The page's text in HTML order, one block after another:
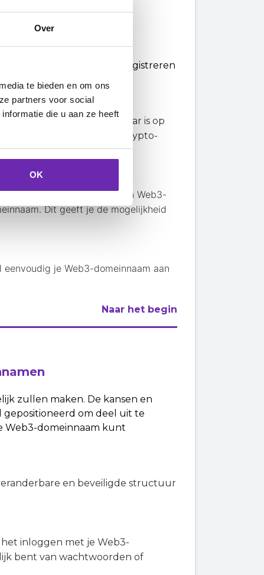
Over
te bieden en om ons
partners voor social
die u aan ze heeft
OK
Web3-domeinnaam registreren
maken, die beschikbaar is op
naar je social media of crypto-
kun je eenvoudig een Web3-
Dit geeft je de mogelijkheid
je Web3-domeinnaam aan
Naar het begin
zullen maken. De kansen en
gepositioneerd om deel uit te
Web3-domeinnaam kunt
en beveiligde structuur
inloggen met je Web3-
bent van wachtwoorden of